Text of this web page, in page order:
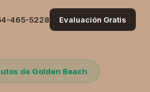
465-5228 Evaluación Gratis
de Golden Beach